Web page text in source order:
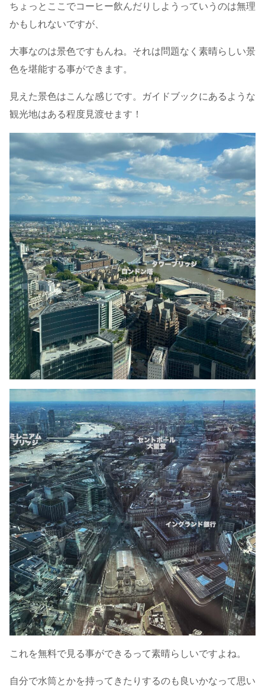
ちょっとここでコーヒー飲んだりしようっていうのは無理
かもしれないですが、
大事なのは景色ですもんね。それは問題なく素晴らしい景
色を堪能する事ができます。
見えた景色はこんな感じです。ガイドブックにあるような
観光地はある程度見渡せます！
これを無料で見る事ができるって素晴らしいですよね。
自分で水筒とかを持ってきたりするのも良いかなって思い